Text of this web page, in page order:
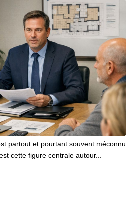
partout et pourtant souvent méconnu.
cette figure centrale autour...